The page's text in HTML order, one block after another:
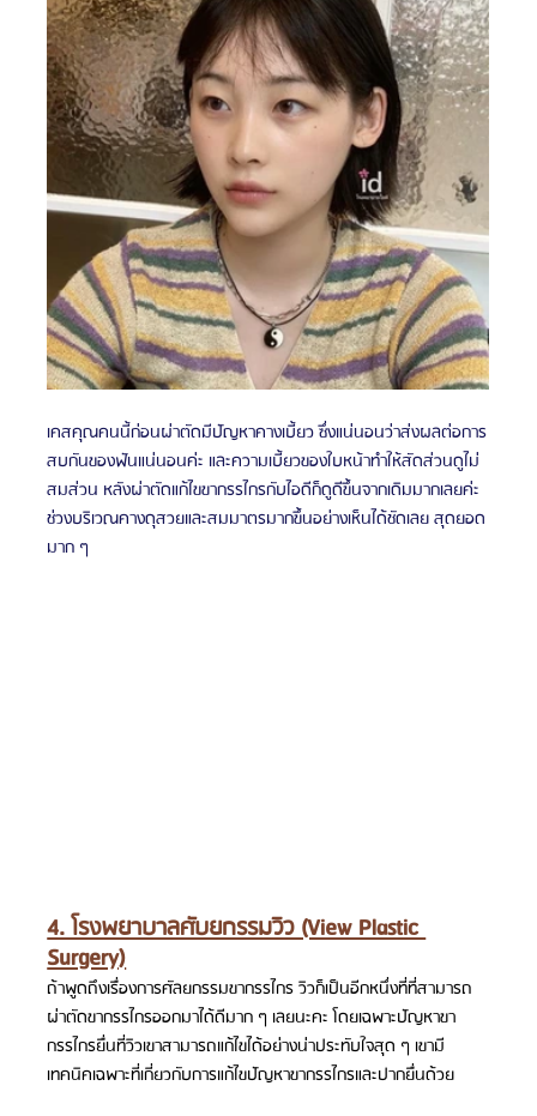
เคสคุณคนนี้ก่อนผ่าตัดมีปัญหาคางเบี้ยว ซึ่งแน่นอนว่าส่งผลต่อการ
สบกันของฟันแน่นอนค่ะ และความเบี้ยวของใบหน้าทำให้สัดส่วนดูไม่
สมส่วน หลังผ่าตัดแก้ไขขากรรไกรกับไอดีก็ดูดีขึ้นจากเดิมมากเลยค่ะ
ช่วงบริเวณคางดุสวยและสมมาตรมากขึ้นอย่างเห็นได้ชัดเลย สุดยอด
มาก ๆ
4. โรงพยาบาลศับยกรรมวิว (View Plastic
Surgery)
ถ้าพูดถึงเรื่องการศัลยกรรมขากรรไกร วิวก็เป็นอีกหนึ่งที่ที่สามารถ
ผ่าตัดขากรรไกรออกมาได้ดีมาก ๆ เลยนะคะ โดยเฉพาะปัญหาขา
กรรไกรยื่นที่วิวเขาสามารถแก้ไขได้อย่างน่าประทับใจสุด ๆ เขามี
เทคนิคเฉพาะที่เกี่ยวกับการแก้ไขปัญหาขากรรไกรและปากยื่นด้วย